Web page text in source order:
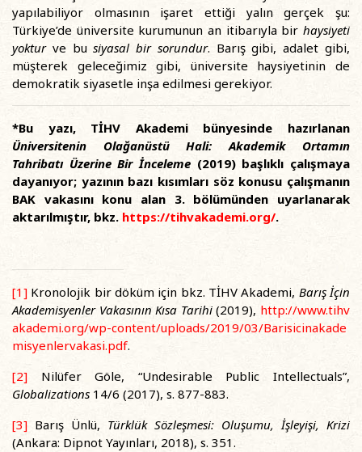
yapılabiliyor olmasının işaret ettiği yalın gerçek şu:
Türkiye’de üniversite kurumunun an itibarıyla bir haysiyeti
yokturve busiyasal bir sorundur. Barış gibi, adalet gibi,
müşterek geleceğimiz gibi, üniversite haysiyetinin de
demokratik siyasetle inşa edilmesi gerekiyor.
*Bu yazı, TİHV Akademi bünyesinde hazırlanan
Üniversitenin Olağanüstü Hali: Akademik Ortamın
Tahribatı Üzerine Bir İnceleme (2019) başlıklı çalışmaya
dayanıyor; yazının bazı kısımları söz konusu çalışmanın
BAK vakasını konu alan 3. bölümünden uyarlanarak
aktarılmıştır, bkz. https://tihvakademi.org/.
[1] Kronolojik bir döküm için bkz. TİHV Akademi, Barış İçin
Akademisyenler Vakasının Kısa Tarihi(2019), http://www.tihv
akademi.org/wp-content/uploads/2019/03/Barisicinakade
misyenlervakasi.pdf.
[2] Nilüfer Göle, “Undesirable Public Intellectuals”,
Globalizations 14/6 (2017), s. 877-883.
[3] Barış Ünlü, Türklük Sözleşmesi: Oluşumu, İşleyişi, Krizi
(Ankara: Dipnot Yayınları, 2018), s. 351.